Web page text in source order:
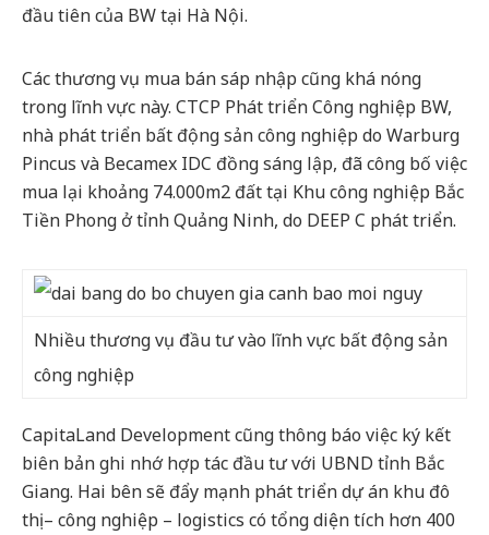
đầu tiên của BW tại Hà Nội.
Các thương vụ mua bán sáp nhập cũng khá nóng
trong lĩnh vực này. CTCP Phát triển Công nghiệp BW,
nhà phát triển bất động sản công nghiệp do Warburg
Pincus và Becamex IDC đồng sáng lập, đã công bố việc
mua lại khoảng 74.000m2 đất tại Khu công nghiệp Bắc
Tiền Phong ở tỉnh Quảng Ninh, do DEEP C phát triển.
Nhiều thương vụ đầu tư vào lĩnh vực bất động sản
công nghiệp
CapitaLand Development cũng thông báo việc ký kết
biên bản ghi nhớ hợp tác đầu tư với UBND tỉnh Bắc
Giang. Hai bên sẽ đẩy mạnh phát triển dự án khu đô
thị – công nghiệp – logistics có tổng diện tích hơn 400